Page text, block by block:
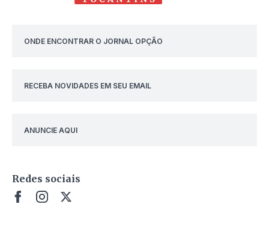
ONDE ENCONTRAR O JORNAL OPÇÃO
RECEBA NOVIDADES EM SEU EMAIL
ANUNCIE AQUI
Redes sociais